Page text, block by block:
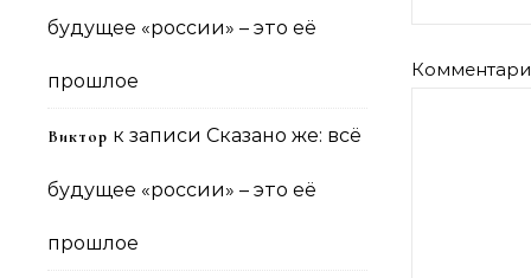
будущее «россии» – это её
прошлое
Виктор к записи Сказано же: всё
будущее «россии» – это её
прошлое